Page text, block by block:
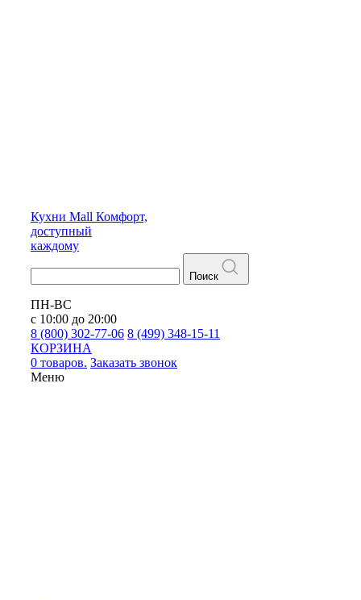
Кухни Mall Комфорт,
доступный
каждому
Поиск
ПН-ВС
с 10:00 до 20:00
8 (800) 302-77-06 8 (499) 348-15-11
КОРЗИНА
0 товаров. Заказать звонок
Меню